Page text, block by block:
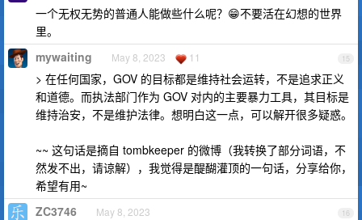
一个无权无势的普通人能做些什么呢？😁不要活在幻想的世界
里。
15
mywaiting May 8, 2023 11
> 在任何国家，GOV 的目标都是维持社会运转，不是追求正义
和道德。而执法部门作为 GOV 对内的主要暴力工具，其目标是
维持治安，不是维护法律。想明白这一点，可以解开很多疑惑。
~~ 这句话是摘自 tombkeeper 的微博（我转换了部分词语，不
然发不出，请谅解），我觉得是醍醐灌顶的一句话，分享给你，
希望有用~
16
ZC3746 May 8, 2023